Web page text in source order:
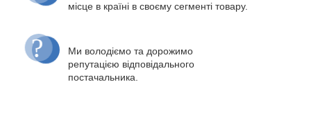
місце в країні в своєму сегменті товару.
Ми володіємо та дорожимо
репутацією відповідального
постачальника.